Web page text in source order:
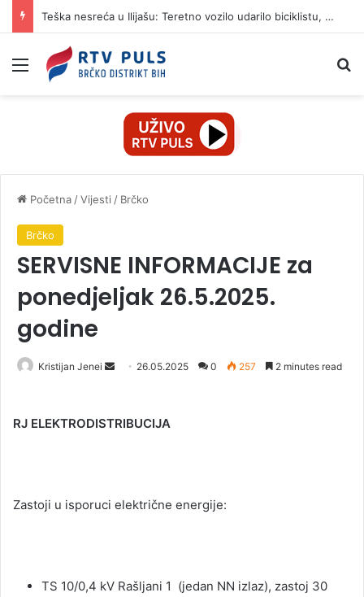
Teška nesreća u Ilijašu: Teretno vozilo udarilo biciklistu, 75-godišnjak zadržan u bolnici
Izbornik
Početna /Vijesti / Brčko
Brčko
SERVISNE INFORMACIJE za
ponedjeljak 26.5.2025.
godine
Kristijan Jenei
d
m
26.05.2025 0 257 2 minutes read
RJ ELEKTRODISTRIBUCIJA
Zastoji u isporuci električne energije:
TS 10/0,4 kV Rašljani 1 (jedan NN izlaz), zastoj 30